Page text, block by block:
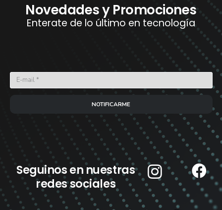
Novedades y Promociones
Enterate de lo último en tecnología
NOTIFICARME
Seguinos en nuestras
redes sociales